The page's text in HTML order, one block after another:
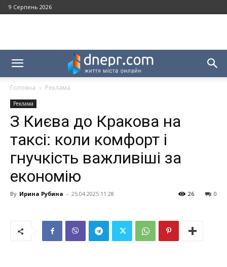
9 Серпень 2026
Головна Реклама
Реклама
З Києва до Кракова на
таксі: коли комфорт і
гнучкість важливіші за
економію
By Ирина Рубина - 25.04.2025 11:28 0
26